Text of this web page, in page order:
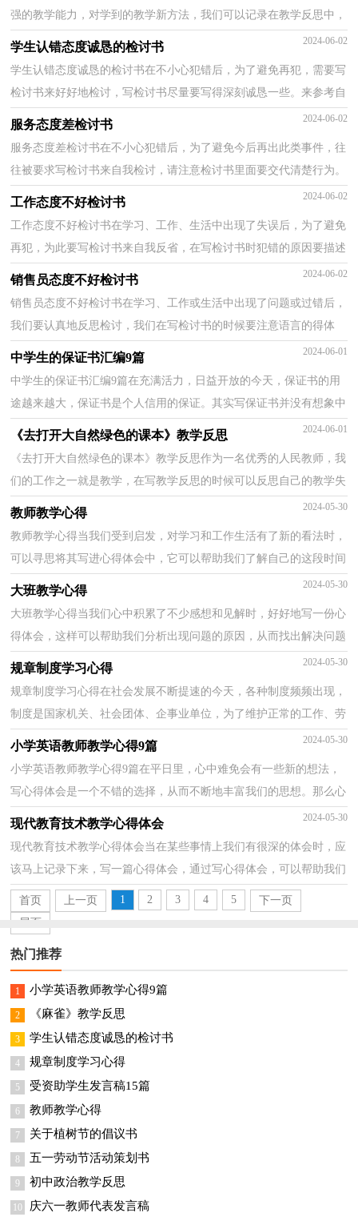
强的教学能力，对学到的教学新方法，我们可以记录在教学反思中，
优秀的教学反思都具备一些什么特点呢？以下是小编为大...
学生认错态度诚恳的检讨书 2024-06-02
学生认错态度诚恳的检讨书在不小心犯错后，为了避免再犯，需要写
检讨书来好好地检讨，写检讨书尽量要写得深刻诚恳一些。来参考自
己需要的检讨书吧！以下是小编精心整理的学生认错态...
服务态度差检讨书 2024-06-02
服务态度差检讨书在不小心犯错后，为了避免今后再出此类事件，往
往被要求写检讨书来自我检讨，请注意检讨书里面要交代清楚行为。
其实很多朋友都不知道怎么写检讨书吧！以下是小编整...
工作态度不好检讨书 2024-06-02
工作态度不好检讨书在学习、工作、生活中出现了失误后，为了避免
再犯，为此要写检讨书来自我反省，在写检讨书时犯错的原因要描述
清楚。想写检讨书却不知道该请教谁？下面是小编为大...
销售员态度不好检讨书 2024-06-02
销售员态度不好检讨书在学习、工作或生活中出现了问题或过错后，
我们要认真地反思检讨，我们在写检讨书的时候要注意语言的得体
性。那么问题来了，到底应如何写检讨书呢？以下是小编...
中学生的保证书汇编9篇 2024-06-01
中学生的保证书汇编9篇在充满活力，日益开放的今天，保证书的用
途越来越大，保证书是个人信用的保证。其实写保证书并没有想象中
那么难，下面是小编帮大家整理的中学生的保证书10篇，...
《去打开大自然绿色的课本》教学反思 2024-06-01
《去打开大自然绿色的课本》教学反思作为一名优秀的人民教师，我
们的工作之一就是教学，在写教学反思的时候可以反思自己的教学失
误，快来参考教学反思是怎么写的吧！下面是小编为大...
教师教学心得 2024-05-30
教师教学心得当我们受到启发，对学习和工作生活有了新的看法时，
可以寻思将其写进心得体会中，它可以帮助我们了解自己的这段时间
的学习、工作生活状态。那么好的心得体会都具备一...
大班教学心得 2024-05-30
大班教学心得当我们心中积累了不少感想和见解时，好好地写一份心
得体会，这样可以帮助我们分析出现问题的原因，从而找出解决问题
的办法。应该怎么写才合适呢？以下是小编帮大家整理...
规章制度学习心得 2024-05-30
规章制度学习心得在社会发展不断提速的今天，各种制度频频出现，
制度是国家机关、社会团体、企事业单位，为了维护正常的工作、劳
动、学习、生活的秩序，保证国家各项政策的顺利执行...
小学英语教师教学心得9篇 2024-05-30
小学英语教师教学心得9篇在平日里，心中难免会有一些新的想法，
写心得体会是一个不错的选择，从而不断地丰富我们的思想。那么心
得体会到底应该怎么写呢？下面是小编收集整理的小学...
现代教育技术教学心得体会 2024-05-30
现代教育技术教学心得体会当在某些事情上我们有很深的体会时，应
该马上记录下来，写一篇心得体会，通过写心得体会，可以帮助我们
总结积累经验。那么心得体会怎么写才恰当呢？以下是小...
首页 上一页 1 2 3 4 5
下一页
尾页
热门推荐
1 小学英语教师教学心得9篇
2 《麻雀》教学反思
3 学生认错态度诚恳的检讨书
4 规章制度学习心得
5 受资助学生发言稿15篇
6 教师教学心得
7 关于植树节的倡议书
8 五一劳动节活动策划书
9 初中政治教学反思
10 庆六一教师代表发言稿